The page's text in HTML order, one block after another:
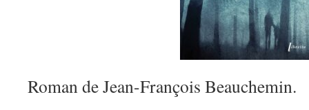
Roman de Jean-François Beauchemin.